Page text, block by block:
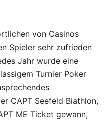
von Casinos
Spieler sehr zufrieden
Jahr wurde eine
Turnier Poker
CAPT Seefeld Biathlon,
ME Ticket gewann,